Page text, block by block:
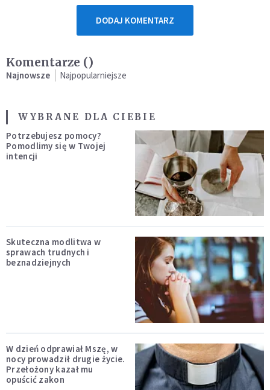
DODAJ KOMENTARZ
Komentarze ()
Najnowsze Najpopularniejsze
WYBRANE DLA CIEBIE
Potrzebujesz pomocy?
Pomodlimy się w Twojej
intencji
Skuteczna modlitwa w
sprawach trudnych i
beznadziejnych
W dzień odprawiał Mszę, w
nocy prowadził drugie życie.
Przełożony kazał mu
opuścić zakon